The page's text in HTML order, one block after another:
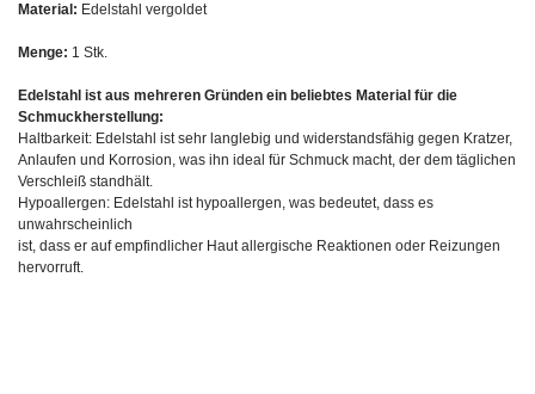
Material: Edelstahl vergoldet
Menge: 1 Stk.
Edelstahl ist aus mehreren Gründen ein beliebtes Material für die
Schmuckherstellung:
Haltbarkeit: Edelstahl ist sehr langlebig und widerstandsfähig gegen Kratzer,
Anlaufen und Korrosion, was ihn ideal für Schmuck macht, der dem täglichen
Verschleiß standhält.
Hypoallergen: Edelstahl ist hypoallergen, was bedeutet, dass es
unwahrscheinlich
ist, dass er auf empfindlicher Haut allergische Reaktionen oder Reizungen
hervorruft.